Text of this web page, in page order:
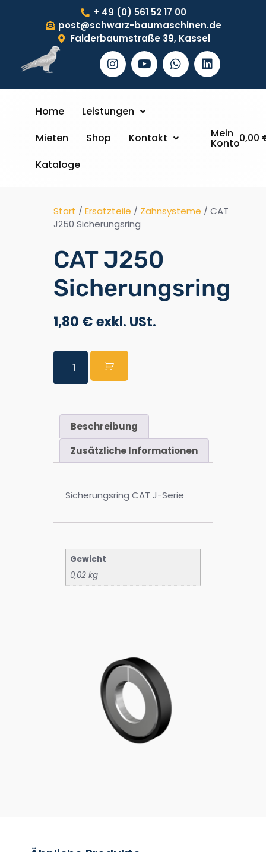
+ 49 (0) 561 52 17 00
post@schwarz-baumaschinen.de
Falderbaumstraße 39, Kassel
Home
Leistungen
Mieten
Shop
Kontakt
Kataloge
Mein
Konto0,00
Start / Ersatzteile / Zahnsysteme / CAT
J250 Sicherungsring
CAT J250
Sicherungsring
1,80 €
Beschreibung
Zusätzliche Informationen
Sicherungsring CAT J-Serie
Gewicht
0,02 kg